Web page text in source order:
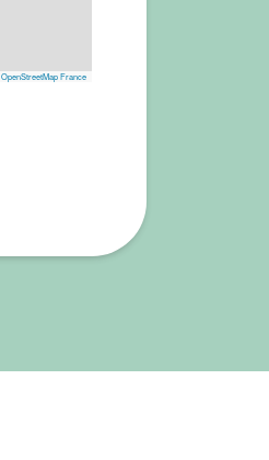
OpenStreetMap France